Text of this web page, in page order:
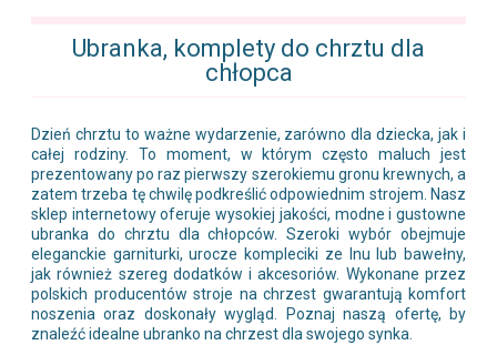
Ubranka, komplety do chrztu dla
chłopca
Dzień chrztu to ważne wydarzenie, zarówno dla dziecka, jak i
całej rodziny. To moment, w którym często maluch jest
prezentowany po raz pierwszy szerokiemu gronu krewnych, a
zatem trzeba tę chwilę podkreślić odpowiednim strojem. Nasz
sklep internetowy oferuje wysokiej jakości, modne i gustowne
ubranka do chrztu dla chłopców. Szeroki wybór obejmuje
eleganckie garniturki, urocze kompleciki ze lnu lub bawełny,
jak również szereg dodatków i akcesoriów. Wykonane przez
polskich producentów stroje na chrzest gwarantują komfort
noszenia oraz doskonały wygląd. Poznaj naszą ofertę, by
znaleźć idealne ubranko na chrzest dla swojego synka.